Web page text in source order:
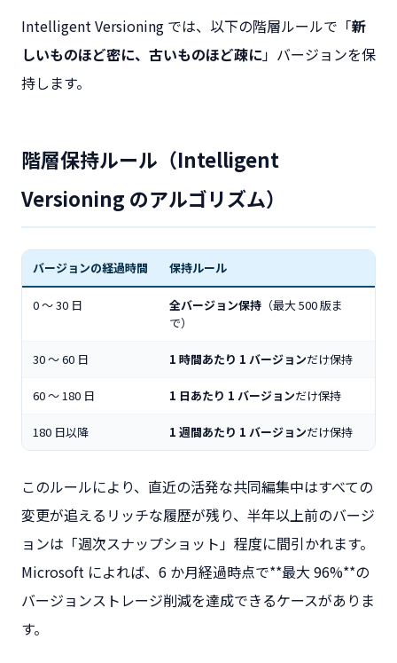
Intelligent Versioning では、以下の階層ルールで「新
しいものほど密に、古いものほど疎に」バージョンを保
持します。
階層保持ルール（Intelligent
Versioning のアルゴリズム）
バージョンの経過時間 保持ルール
0 〜 30 日 全バージョン保持 （最大 500 版ま
で）
30 〜 60 日 1 時間あたり 1 バージョンだけ保持
60 〜 180 日 1 日あたり 1 バージョンだけ保持
180 日以降 1 週間あたり 1 バージョンだけ保持
このルールにより、直近の活発な共同編集中はすべての
変更が追えるリッチな履歴が残り、半年以上前のバージ
ョンは「週次スナップショット」程度に間引かれます。
Microsoft によれば、6 か月経過時点で**最大 96%**の
バージョンストレージ削減を達成できるケースがありま
す。